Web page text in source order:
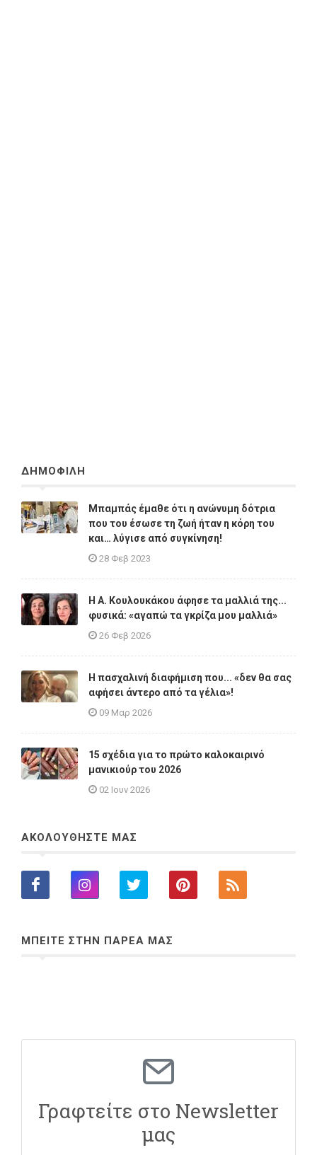
ΔΗΜΟΦΙΛΗ
Μπαμπάς έμαθε ότι η ανώνυμη δότρια
που του έσωσε τη ζωή ήταν η κόρη του
και… λύγισε από συγκίνηση!
28 Φεβ 2023
Η A. Κουλουκάκου άφησε τα μαλλιά της...
φυσικά: «αγαπώ τα γκρίζα μου μαλλιά»
26 Φεβ 2026
Η πασχαλινή διαφήμιση που... «δεν θα σας
αφήσει άντερο από τα γέλια»!
09 Μαρ 2026
15 σχέδια για το πρώτο καλοκαιρινό
μανικιούρ του 2026
02 Ιουν 2026
ΑΚΟΛΟΥΘΗΣΤΕ ΜΑΣ
ΜΠΕΙΤΕ ΣΤΗΝ ΠΑΡΕΑ ΜΑΣ
Γραφτείτε στο Newsletter
μας